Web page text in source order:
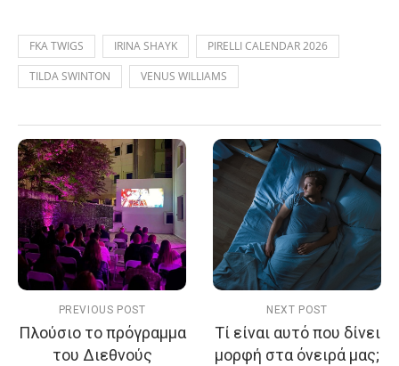
FKA TWIGS IRINA SHAYK
PIRELLI CALENDAR 2026
TILDA SWINTON
VENUS WILLIAMS
PREVIOUS POST
Πλούσιο το πρόγραμμα
του Διεθνούς
NEXT POST
Τί είναι αυτό που δίνει
μορφή στα όνειρά μας;